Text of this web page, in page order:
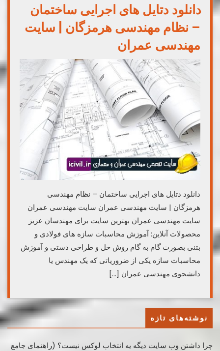
دانلود دتایل های اجرایی ساختمان
– نظام مهندسی هرمزگان | سایت
مهندسی عمران
دانلود دتایل های اجرایی ساختمان – نظام مهندسی
هرمزگان | سایت مهندسی عمران سایت مهندسی عمران
سایت مهندسی عمران بهترین سایت برای مهندسان عزیز
محصولات آنلاین: آموزش محاسبات سازه های فولادی و
بتنی بصورت گام به گام روش حل و طراحی دستی و آموزش
محاسبات سازه یکی از ضروریاتی که یک مهندس یا
دانشجوی مهندسی عمران […]
نوشته‌های تازه
چرا داشتن وب سایت دیگه یه انتخاب لوکس نیست؟ (راهنمای جامع